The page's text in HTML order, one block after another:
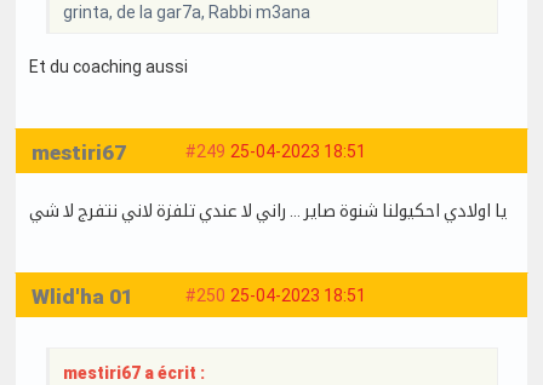
grinta, de la gar7a, Rabbi m3ana
Et du coaching aussi
#249 25-04-2023 18:51
mestiri67
يا اولادي احكيولنا شنوة صاير … راني لا عندي تلفزة لاني نتفرج لا شي
#250 25-04-2023 18:51
Wlid'ha 01
mestiri67 a écrit :